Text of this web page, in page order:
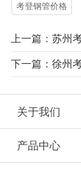
考登钢管价格
上一篇：苏州
下一篇：徐州
关于我们
产品中心